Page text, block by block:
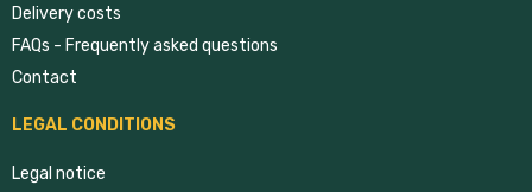
Delivery costs
FAQs - Frequently asked questions
Contact
LEGAL CONDITIONS
Legal notice